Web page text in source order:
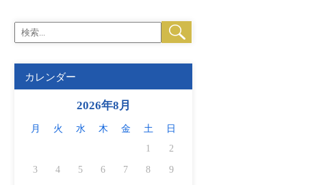
カレンダー
2026年8月
月 火 水 木 金 土
日
1
2
3 4 5 6 7 8 9